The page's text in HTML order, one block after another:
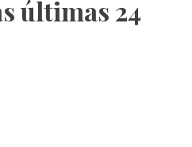
últimas 24